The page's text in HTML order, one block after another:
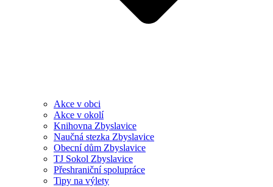
Akce v obci
Akce v okolí
Knihovna Zbyslavice
Naučná stezka Zbyslavice
Obecní dům Zbyslavice
TJ Sokol Zbyslavice
Přeshraniční spolupráce
Tipy na výlety